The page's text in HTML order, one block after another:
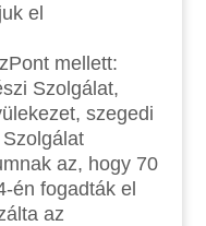
el
mellett:
Szolgálat,
szegedi
az, hogy 70
én fogadták el
az